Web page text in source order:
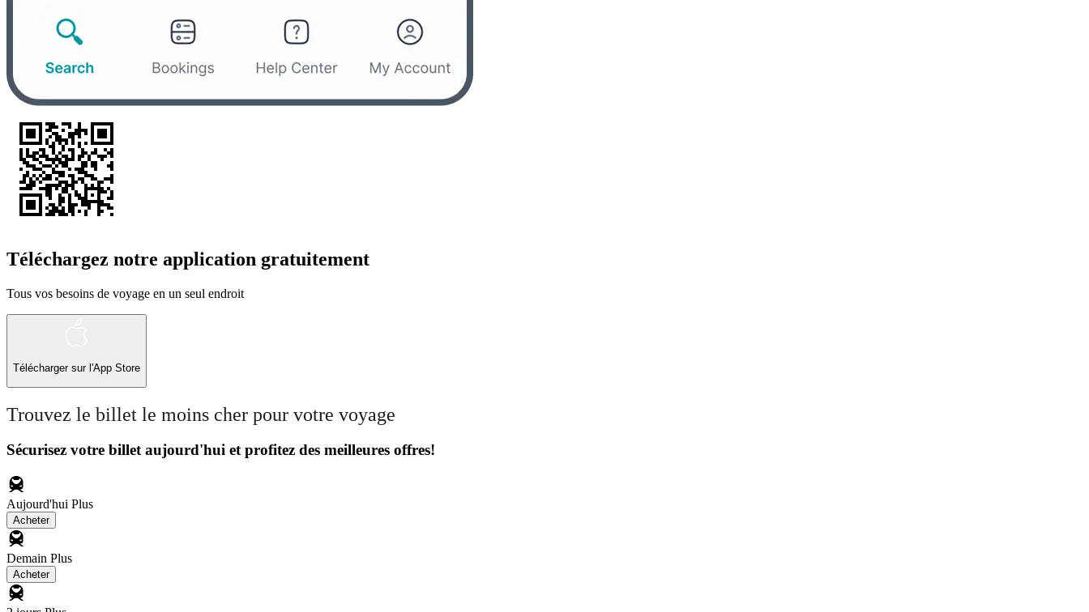
Téléchargez notre application gratuitement
Tous vos besoins de voyage en un seul endroit
Télécharger sur l'App Store
Trouvez le billet le moins cher pour votre voyage
Sécurisez votre billet aujourd'hui et profitez des meilleures offres!
Aujourd'hui Plus
Acheter
Demain Plus
Acheter